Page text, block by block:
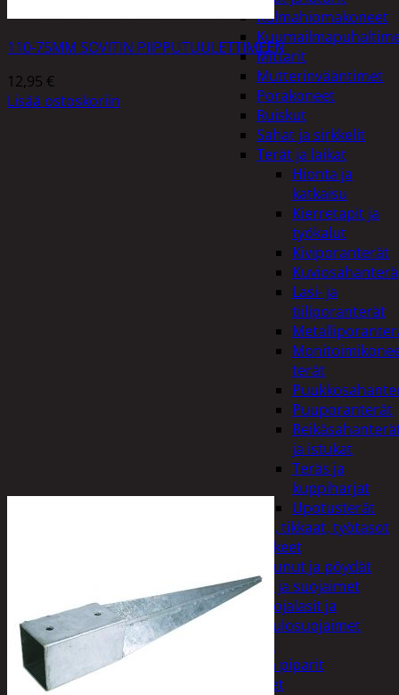
Kulmahiomakoneet
Mittarit
Mutterinvääntimet
Porakoneet
Ruiskut
Sahat ja sirkkelit
Terät ja laikat
Hionta ja
katkaisu
Kierretapit ja
työkalut
Kiviporanterät
Kuviosahanterä
Lasi- ja
tiiliporanterät
terät
Puuporanterät
ja istukat
Teräs ja
kuppiharjat
Upotusterät
Telineet, tikkaat, työtasot
ja tarvikkeet
Vaunut ja pöydät
Työasut ja suojaimet
Suojalasit ja
kuulosuojaimet
Elintarvikkeet
Keksit ja piparit
Mausteet
110-75MM SOVITIN PIIPPUTUULETTIMEEN
12,95 €
Lisää ostoskoriin